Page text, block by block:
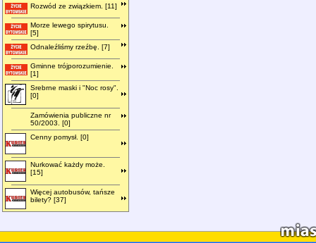
Rozwód ze związkiem. [11]
Morze lewego spirytusu.
[5]
Odnaleźliśmy rzeźbę. [7]
Gminne trójporozumienie.
[1]
Srebrne maski i "Noc rosy".
[0]
Zamówienia publiczne nr
50/2003. [0]
Cenny pomysł. [0]
Nurkować każdy może.
[15]
Więcej autobusów, tańsze
bilety? [37]